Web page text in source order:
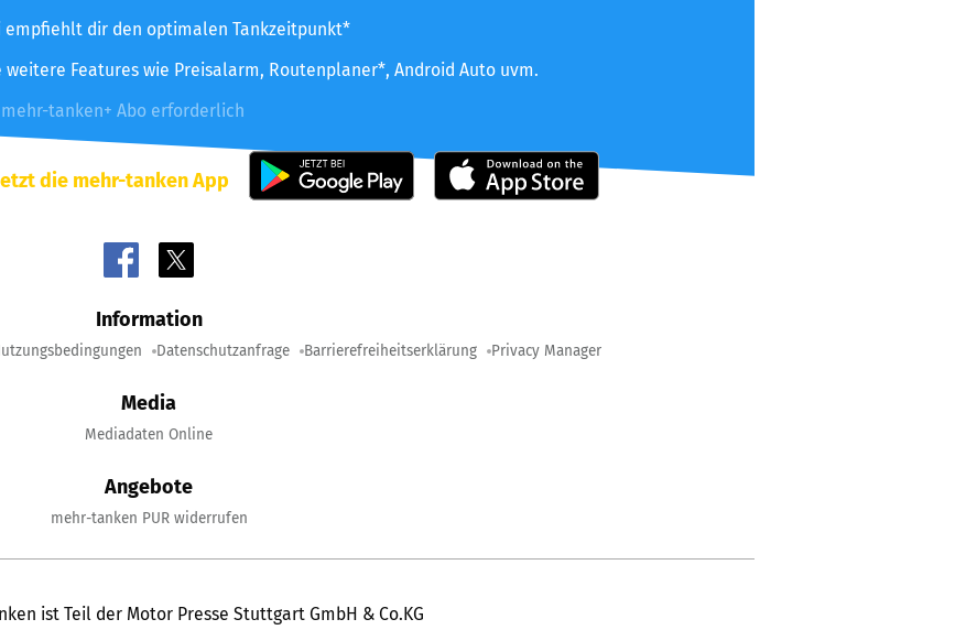
empfiehlt dir den optimalen Tankzeitpunkt*
weitere Features wie Preisalarm, Routenplaner*, Android Auto uvm.
tanken+ Abo erforderlich
die mehr-tanken App
Information
Datenschutzanfrage Barrierefreiheitserklärung Privacy Manager
Media
Mediadaten Online
Angebote
mehr-tanken PUR widerrufen
ist Teil der Motor Presse Stuttgart GmbH & Co.KG